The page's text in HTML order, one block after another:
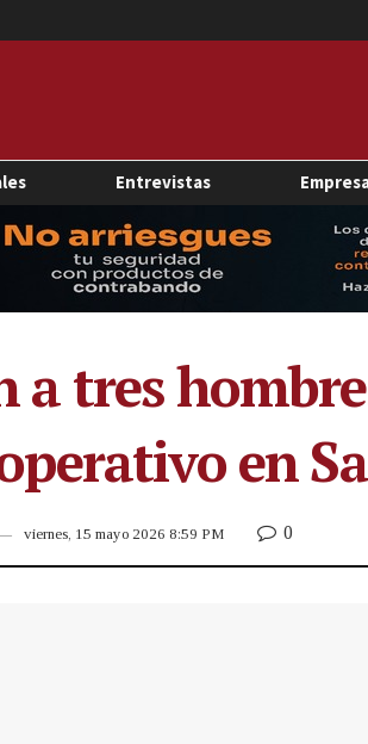
Entrevistas
a tres
en
viernes, 15 mayo 2026 8:59 PM 0